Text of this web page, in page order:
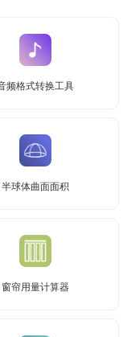
频格式转换工具
半球体曲面面积
窗帘用量计算器